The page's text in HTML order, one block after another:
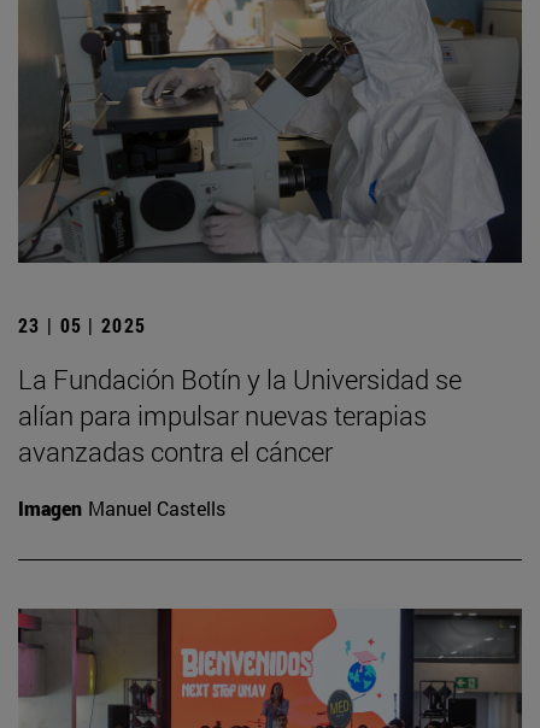
23 | 05 | 2025
La Fundación Botín y la Universidad se
alían para impulsar nuevas terapias
avanzadas contra el cáncer
Imagen Manuel Castells